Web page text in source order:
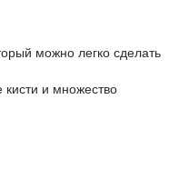
можно легко сделать
и множество